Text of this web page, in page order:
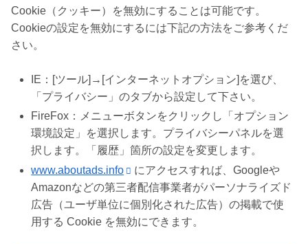
Cookie（クッキー）を無効にすることは可能です。
Cookieの設定を無効にするには下記の方法をご参考くだ
さい。
IE：[ツール]→[インターネットオプション]を選び、
「プライバシー」のタブから設定して下さい。
FireFox：メニューボタンをクリックし「オプション
環境設定」を選択します。プライバシーパネルを選
択します。「履歴」箇所の設定を変更します。
www.aboutads.info
にアクセスすれば、Googleや
Amazonなどの第三者配信事業者がパーソナライズド
広告（ユーザ単位に個別化された広告）の掲載で使
用する Cookie を無効にできます。